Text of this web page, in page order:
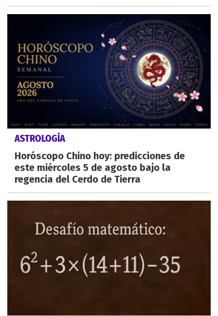
ASTROLOGÍA
Horóscopo Chino hoy: predicciones de
este miércoles 5 de agosto bajo la
regencia del Cerdo de Tierra